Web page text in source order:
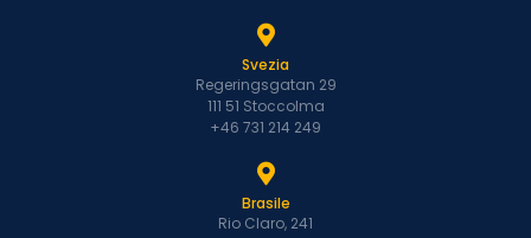
Svezia
Regeringsgatan 29
111 51 Stoccolma
+46 731 214 249
Brasile
Rio Claro, 241